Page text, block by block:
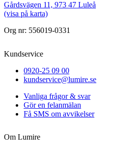
Gårdsvägen 11, 973 47 Luleå
(visa på karta)
Org nr: 556019-0331
Kundservice
0920-25 09 00
kundservice@lumire.se
Vanliga frågor & svar
Gör en felanmälan
Få SMS om avvikelser
Om Lumire